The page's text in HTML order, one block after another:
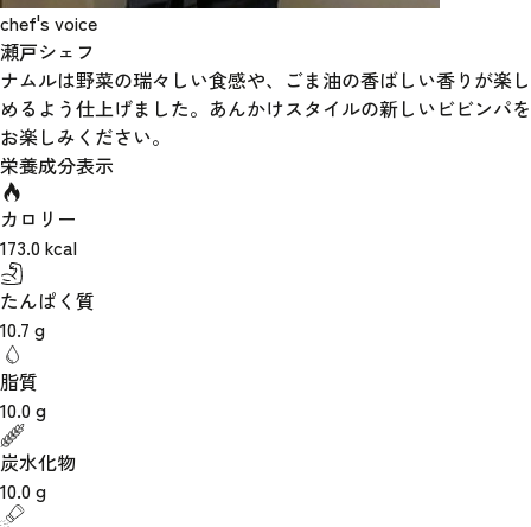
chef's voice
瀬戸シェフ
ナムルは野菜の瑞々しい食感や、ごま油の香ばしい香りが楽し
めるよう仕上げました。あんかけスタイルの新しいビビンパを
お楽しみください。
栄養成分表示
カロリー
173.0kcal
たんぱく質
10.7 g
脂質
10.0g
炭水化物
10.0g